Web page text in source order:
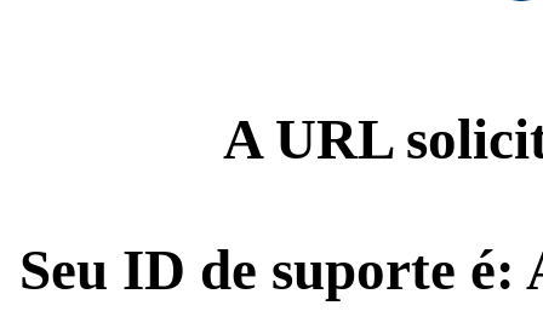
A URL
Seu ID de suporte é: